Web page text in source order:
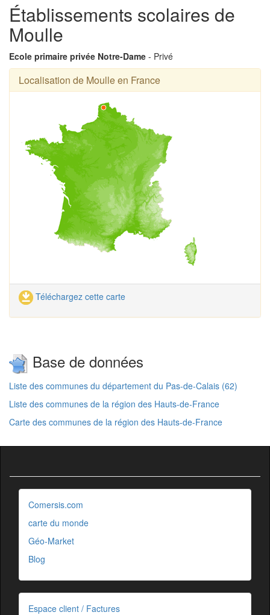
Établissements scolaires de
Moulle
Ecole primaire privée Notre-Dame - Privé
Localisation de Moulle en France
Téléchargez cette carte
Base de données
Liste des communes du département du Pas-de-Calais (62)
Liste des communes de la région des Hauts-de-France
Carte des communes de la région des Hauts-de-France
Comersis.com
carte du monde
Géo-Market
Blog
Espace client / Factures